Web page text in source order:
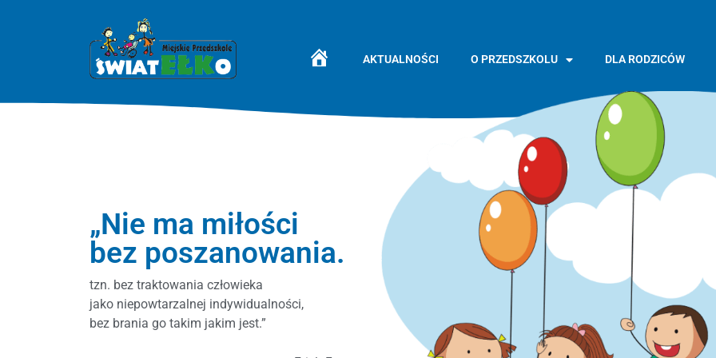
STRONA GŁÓWNA
AKTUALNOŚCI O PRZEDSZKOLU DLA RODZICÓW
„Nie ma miłości
bez poszanowania.
tzn. bez traktowania człowieka
jako niepowtarzalnej indywidualności,
bez brania go takim jakim jest.”